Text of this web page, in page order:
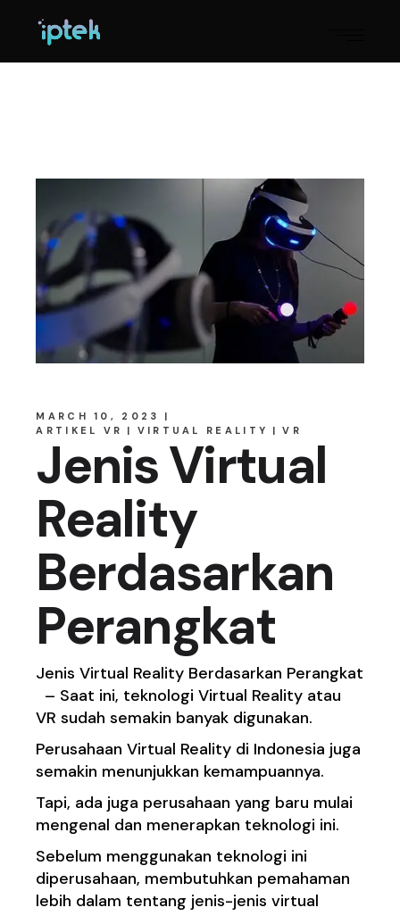
MARCH 10, 2023
ARTIKEL VR
VIRTUAL REALITY VR
Jenis Virtual
Reality
Berdasarkan
Perangkat
Jenis Virtual Reality Berdasarkan Perangkat
– Saat ini, teknologi Virtual Reality atau
VR sudah semakin banyak digunakan.
Perusahaan Virtual Reality di Indonesia juga
semakin menunjukkan kemampuannya.
Tapi, ada juga perusahaan yang baru mulai
mengenal dan menerapkan teknologi ini.
Sebelum menggunakan teknologi ini
diperusahaan, membutuhkan pemahaman
lebih dalam tentang jenis-jenis virtual